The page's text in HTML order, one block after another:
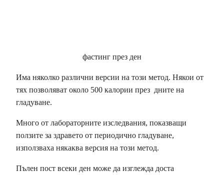
фастинг през ден
Има няколко различни версии на този метод. Някои от
тях позволяват около 500 калории през дните на
гладуване.
Много от лабораторните изследвания, показващи
ползите за здравето от периодично гладуване,
използваха някаква версия на този метод.
Пълен пост всеки ден може да изглежда доста